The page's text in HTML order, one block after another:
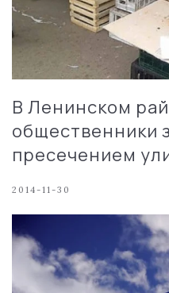
В Ленинском
общественники
пресечением
2014-11-30